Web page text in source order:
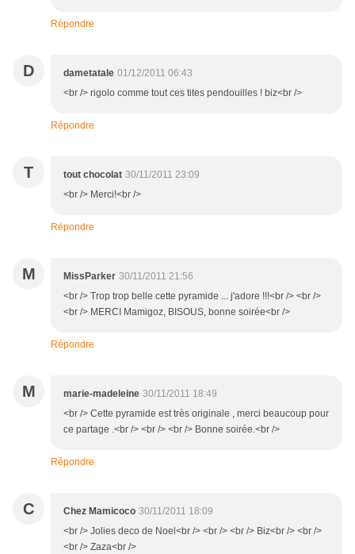
Répondre
D dametatale 01/12/2011 06:43
<br /> rigolo comme tout ces tites pendouilles ! biz<br />
Répondre
T tout chocolat 30/11/2011 23:09
<br /> Merci!<br />
Répondre
M MissParker 30/11/2011 21:56
<br /> Trop trop belle cette pyramide ... j'adore !!!<br /> <br />
<br /> MERCI Mamigoz, BISOUS, bonne soirée<br />
Répondre
M marie-madeleine 30/11/2011 18:49
<br /> Cette pyramide est très originale , merci beaucoup pour
ce partage .<br /> <br /> <br /> Bonne soirée.<br />
Répondre
C Chez Mamicoco 30/11/2011 18:09
<br /> Jolies deco de Noel<br /> <br /> <br /> Biz<br /> <br />
<br /> Zaza<br />